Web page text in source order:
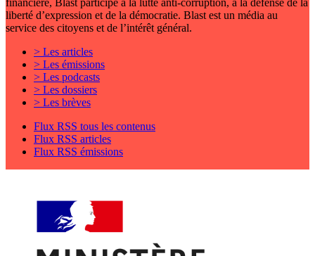
financière, Blast participe à la lutte anti-corruption, à la défense de la
liberté d’expression et de la démocratie. Blast est un média au
service des citoyens et de l’intérêt général.
> Les articles
> Les émissions
> Les podcasts
> Les dossiers
> Les brèves
Flux RSS tous les contenus
Flux RSS articles
Flux RSS émissions